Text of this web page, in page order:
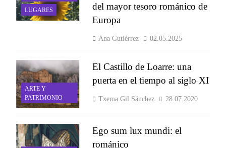
LUGARES
del mayor tesoro románico de
Europa
Ana Gutiérrez 02.05.2025
ARTE Y
PATRIMONIO
El Castillo de Loarre: una
puerta en el tiempo al siglo XI
Txema Gil Sánchez 28.07.2020
Ego sum lux mundi: el
románico